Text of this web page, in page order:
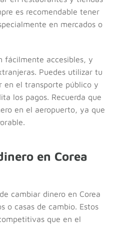
es recomendable tener
en mercados o
fácilmente accesibles, y
Puedes utilizar tu
en el transporte público y
los pagos. Recuerda que
en el aeropuerto, ya que
en Corea
cambiar dinero en Corea
o casas de cambio. Estos
que en el